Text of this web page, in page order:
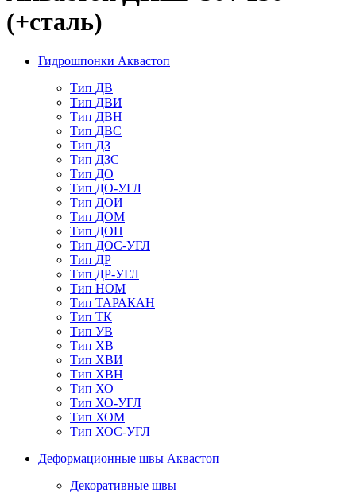
(+сталь)
Гидрошпонки Аквастоп
Тип ДВ
Тип ДВИ
Тип ДВН
Тип ДВС
Тип ДЗ
Тип ДЗС
Тип ДО
Тип ДО-УГЛ
Тип ДОИ
Тип ДОМ
Тип ДОН
Тип ДОС-УГЛ
Тип ДР
Тип ДР-УГЛ
Тип НОМ
Тип ТАРАКАН
Тип ТК
Тип УВ
Тип ХВ
Тип ХВИ
Тип ХВН
Тип ХО
Тип ХО-УГЛ
Тип ХОМ
Тип ХОС-УГЛ
Деформационные швы Аквастоп
Декоративные швы